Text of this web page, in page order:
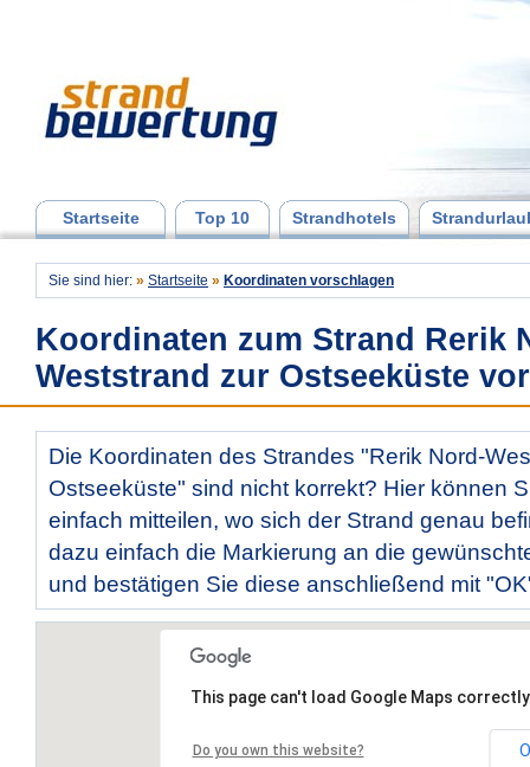
Startseite Top 10 Strandhotels
Sie sind hier: » Startseite » Koordinaten vorschlagen
Koordinaten zum Strand Rerik
Weststrand zur Ostseeküste
Die Koordinaten des Strandes "Rerik Nord-
Ostseeküste" sind nicht korrekt? Hier können
einfach mitteilen, wo sich der Strand genau
dazu einfach die Markierung an die
und bestätigen Sie diese anschließend mit
This page can't load Google Maps
Do you own this website?